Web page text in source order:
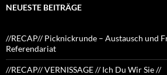
NEUESTE BEITRÄGE
//RECAP// Picknickrunde – Austausch und
Referendariat
//RECAP// VERNISSAGE // Ich Du Wir Sie //